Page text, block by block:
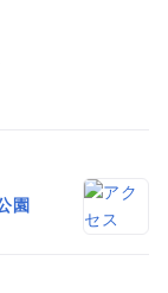
園